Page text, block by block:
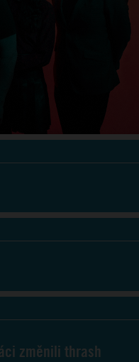
změnili thrash